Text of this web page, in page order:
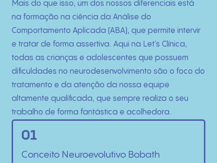
Mais do que isso, um dos nossos diferenciais está
na formação na ciência da Análise do
Comportamento Aplicada (ABA), que permite intervir
e tratar de forma assertiva. Aqui na Let’s Clínica,
todas as crianças e adolescentes que possuem
dificuldades no neurodesenvolvimento são o foco do
tratamento e da atenção da nossa equipe
altamente qualificada, que sempre realiza o seu
trabalho de forma fantástica e acolhedora.
01
Conceito Neuroevolutivo Bobath